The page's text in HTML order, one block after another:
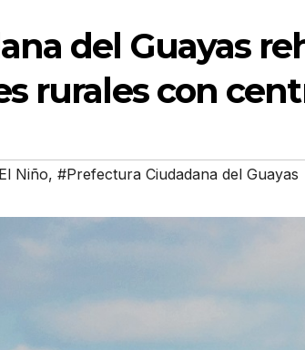
del Guayas
rurales con
Niño, #Prefectura Ciudadana del Guayas